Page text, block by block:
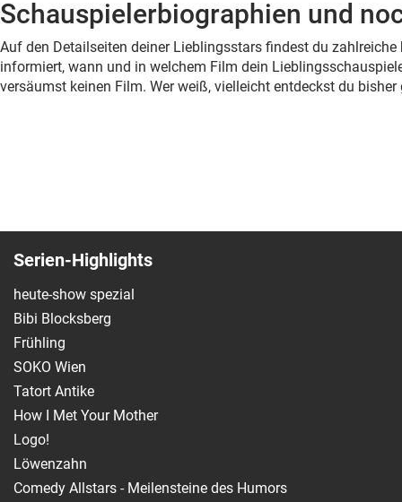
Schauspielerbiographien und
Auf den Detailseiten deiner Lieblingsstars findest du
informiert, wann und in welchem Film dein
versäumst keinen Film. Wer weiß, vielleicht entdeckst du
Serien-Highlights
heute-show spezial
Bibi Blocksberg
Frühling
SOKO Wien
Tatort Antike
How I Met Your Mother
Logo!
Löwenzahn
Comedy Allstars - Meilensteine des Humors